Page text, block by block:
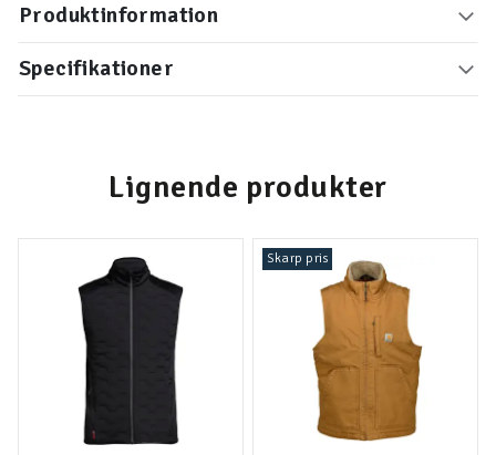
Produktinformation
Specifikationer
Lignende produkter
Skarp pris